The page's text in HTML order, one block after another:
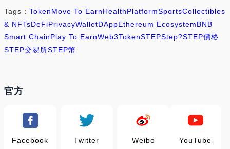
Tags： TokenMove To EarnHealthPlatformSportsCollectibles
& NFTsDeFiPrivacyWalletDAppEthereum EcosystemBNB
Smart ChainPlay To EarnWeb3TokenSTEPStep?STEP價格
STEP交易所STEP幣
官方
Facebook Twitter Weibo YouTube